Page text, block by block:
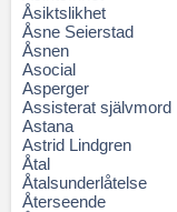
Åsiktslikhet
Åsne Seierstad
Åsnen
Asocial
Asperger
Assisterat självmord
Astana
Astrid Lindgren
Åtal
Åtalsunderlåtelse
Återseende